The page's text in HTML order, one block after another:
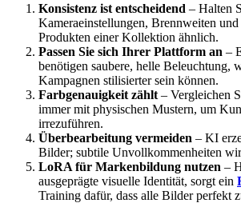
Konsistenz ist entscheidend – Halten
Kameraeinstellungen, Brennweiten
Produkten einer Kollektion ähnlich.
Passen Sie sich Ihrer Plattform an –
benötigen saubere, helle Beleuchtung,
Kampagnen stilisierter sein können.
Farbgenauigkeit zählt – Vergleichen
immer mit physischen Mustern, um
irrezuführen.
Überbearbeitung vermeiden – KI
Bilder; subtile Unvollkommenheiten
LoRA für Markenbildung nutzen –
ausgeprägte visuelle Identität, sorgt ein
Training dafür, dass alle Bilder perfekt